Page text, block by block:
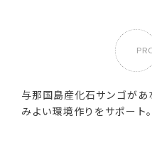
与那国島産化石サンゴが
みよい環境作りをサポート。